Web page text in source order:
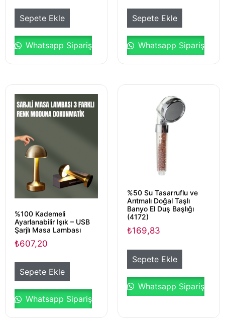
Sepete Ekle
Whatsapp Sipariş
Sepete Ekle
Whatsapp Sipariş
%100 Kademeli
Ayarlanabilir Işık – USB
Şarjlı Masa Lambası
₺607,20
Sepete Ekle
Whatsapp Sipariş
%50 Su Tasarruflu ve
Arıtmalı Doğal Taşlı
Banyo El Duş Başlığı
(4172)
₺169,83
Sepete Ekle
Whatsapp Sipariş